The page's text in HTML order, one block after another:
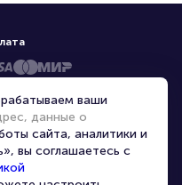
ваши
данные о
сайта, аналитики и
вы соглашаетесь с